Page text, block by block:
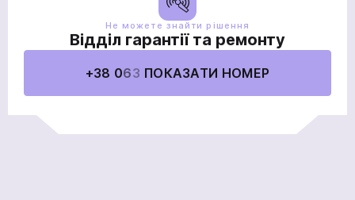
Не можете знайти рішення
Відділ гарантії та ремонту
+38 063 ПОКАЗАТИ НОМЕР